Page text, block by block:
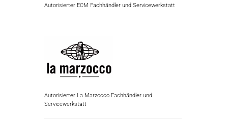
Autorisierter ECM Fachhändler und Servicewerkstatt
Autorisierter La Marzocco Fachhändler und
Servicewerkstatt